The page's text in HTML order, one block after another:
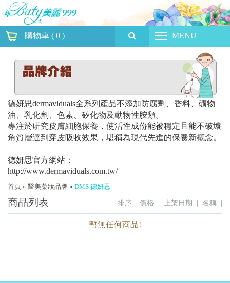
購物車 ( 0 ) MENU
德妍思dermaviduals全系列產品不添加防腐劑、香料、礦物
油、乳化劑、色素、矽化物及動物性胺類。
專注於研究皮膚細胞保養，使活性成份能被穩定且能不破壞
角質層達到穿皮吸收效果，堪稱為現代先進的保養新概念。
德妍思官方網站：
http://www.dermaviduals.com.tw/
首頁 » 醫美藥妝品牌 » DMS 德妍思
商品列表 排序 | 價格 上架日期 名稱
暫無任何商品!